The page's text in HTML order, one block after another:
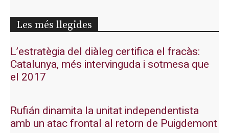
Les més llegides
L’estratègia del diàleg certifica el fracàs:
Catalunya, més intervinguda i sotmesa que
el 2017
Rufián dinamita la unitat independentista
amb un atac frontal al retorn de Puigdemont